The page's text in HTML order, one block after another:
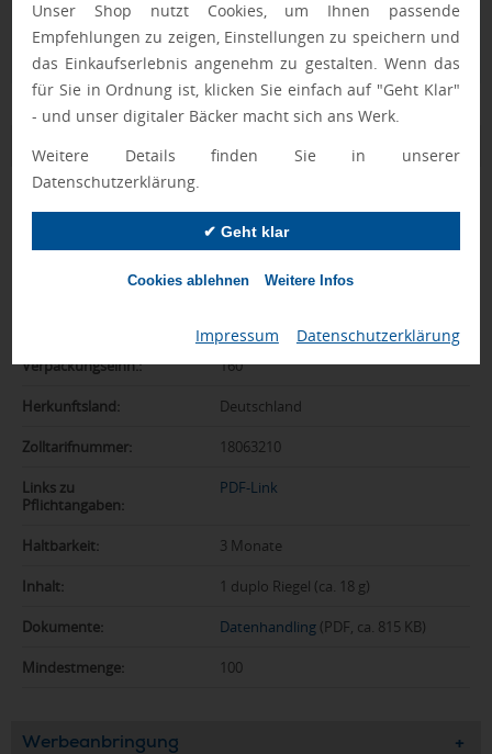
Unser Shop nutzt Cookies, um Ihnen passende
Empfehlungen zu zeigen, Einstellungen zu speichern und
das Einkaufserlebnis angenehm zu gestalten. Wenn das
für Sie in Ordnung ist, klicken Sie einfach auf "Geht Klar"
- und unser digitaler Bäcker macht sich ans Werk.
Weitere Details finden Sie in unserer
Datenschutzerklärung.
✔ Geht klar
Cookies ablehnen Weitere Infos
Impressum Datenschutzerklärung
Ewa Engel,
Qualitätssicherung
Zusatzinformation
Ferrero
18 g
Verpackungseinh.: 160
Herkunftsland: Deutschland
Zolltarifnummer: 18063210
Links zu
Pflichtangaben:
PDF-Link
Haltbarkeit: 3 Monate
Inhalt: 1 duplo Riegel (ca. 18 g)
Dokumente: Datenhandling(PDF, ca. 815 KB)
Mindestmenge: 100
Werbeanbringung